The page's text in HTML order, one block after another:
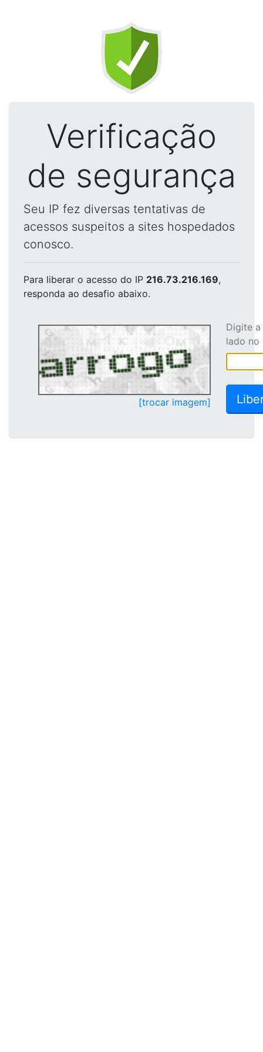
Verificação
de segurança
Seu IP fez diversas tentativas de
acessos suspeitos a sites hospedados
conosco.
Para liberar o acesso do IP 216.73.216.169,
responda ao desafio abaixo.
[trocar imagem]
Digite
lado no